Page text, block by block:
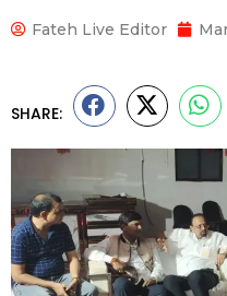
Fateh Live Editor
SHARE: